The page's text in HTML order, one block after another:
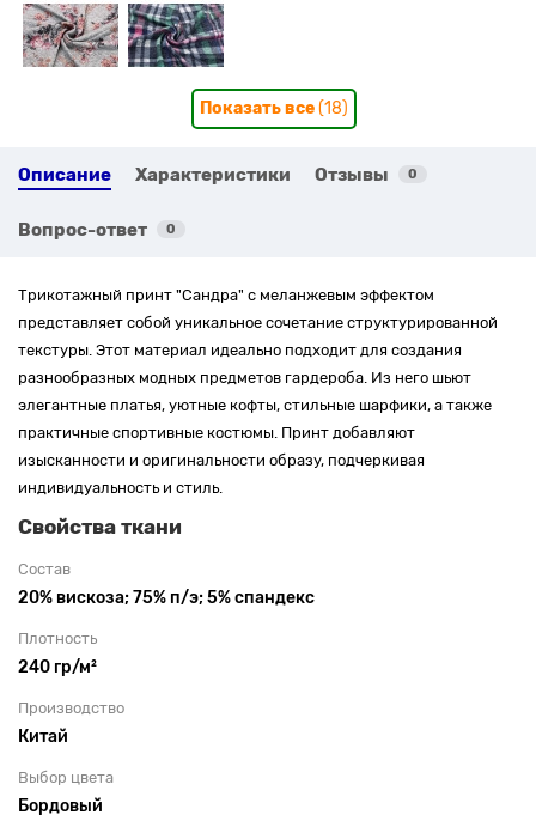
Показать все(18)
Описание Характеристики Отзывы 0
Вопрос-ответ 0
Трикотажный принт "Сандра" с меланжевым эффектом
представляет собой уникальное сочетание структурированной
текстуры. Этот материал идеально подходит для создания
разнообразных модных предметов гардероба. Из него шьют
элегантные платья, уютные кофты, стильные шарфики, а также
практичные спортивные костюмы. Принт добавляют
изысканности и оригинальности образу, подчеркивая
индивидуальность и стиль.
Свойства ткани
Состав
20% вискоза; 75% п/э; 5% спандекс
Плотность
240 гр/м²
Производство
Китай
Выбор цвета
Бордовый